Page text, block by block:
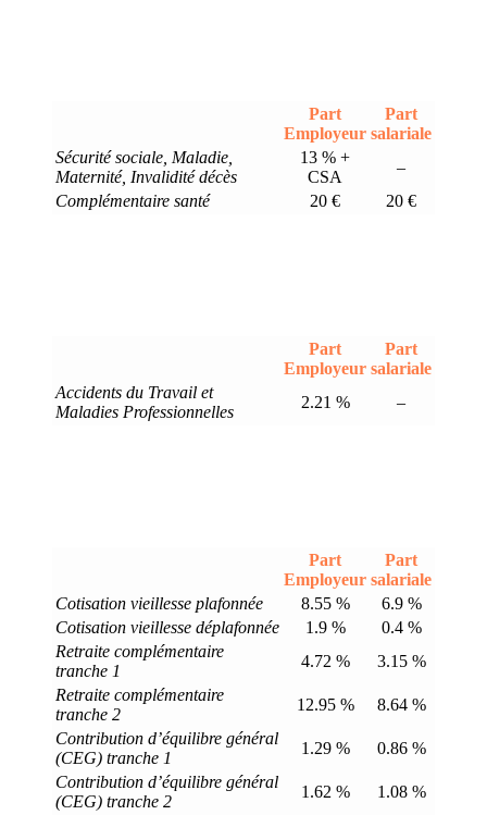
Part
Employeur
Part
salariale
Sécurité sociale, Maladie,
Maternité, Invalidité décès
13 % +
CSA
–
Complémentaire santé
20 € 20 €
Part
Employeur
Part
salariale
Accidents du Travail et
Maladies Professionnelles
2.21 % –
Part
Employeur
Part
salariale
Cotisation vieillesse plafonnée
8.55 %
6.9 %
Cotisation vieillesse déplafonnée
1.9 %
0.4 %
Retraite complémentaire
tranche 1
4.72 %
3.15 %
Retraite complémentaire
tranche 2
12.95 %
8.64 %
Contribution d’équilibre général
(CEG) tranche 1
1.29 %
0.86 %
Contribution d’équilibre général
(CEG) tranche 2
1.62 %
1.08 %